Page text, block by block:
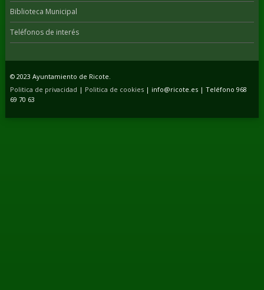
Biblioteca Municipal
Teléfonos de interés
© 2023 Ayuntamiento de Ricote.
Politica de privacidad | Politica de cookies| info@ricote.es | Teléfono 968
69 70 63